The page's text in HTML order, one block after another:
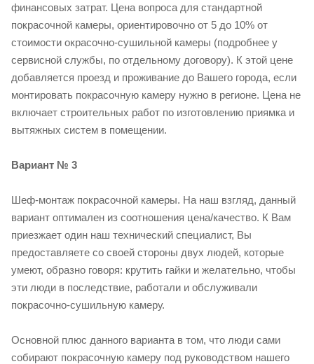
финансовых затрат. Цена вопроса для стандартной
покрасочной камеры, ориентировочно от 5 до 10% от
стоимости окрасочно-сушильной камеры (подробнее у
сервисной службы, по отдельному договору). К этой цене
добавляется проезд и проживание до Вашего города, если
монтировать покрасочную камеру нужно в регионе. Цена не
включает строительных работ по изготовлению приямка и
вытяжных систем в помещении.
Вариант № 3
Шеф-монтаж покрасочной камеры. На наш взгляд, данный
вариант оптимален из соотношения цена/качество. К Вам
приезжает один наш технический специалист, Вы
предоставляете со своей стороны двух людей, которые
умеют, образно говоря: крутить гайки и желательно, чтобы
эти люди в последствие, работали и обслуживали
покрасочно-сушильную камеру.
Основной плюс данного варианта в том, что люди сами
собирают покрасочную камеру под руководством нашего